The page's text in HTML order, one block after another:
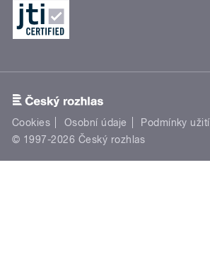
Cookies Osobní údaje Podmínky užití
© 1997-2026 Český rozhlas